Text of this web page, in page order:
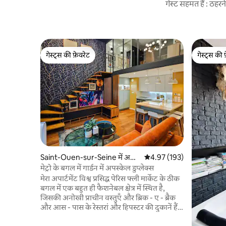
गेस्ट सहमत हैं :
गेस्ट्स की फ़ेवरेट
गेस्ट्स की फ़ेवरेट
Saint-Ouen-sur-Seine में अ
पार्टमेंट
औसत रेटिंग 5 में से 4.97, 193
4.97 (193)
मेट्रो के बगल में गार्डन में अपस्केल डुप्लेक्स
मेरा अपार्टमेंट विश्व प्रसिद्ध पेरिस फ्ली मार्केट के ठीक
बगल में एक बहुत ही फैशनेबल क्षेत्र में स्थित है,
जिसकी अनोखी प्राचीन वस्तुएँ और ब्रिक - ए - ब्रैक
और आस - पास के रेस्तरां और हिपस्टर की दुकानें हैं।
गेस्ट्स की
गेस्ट्स की